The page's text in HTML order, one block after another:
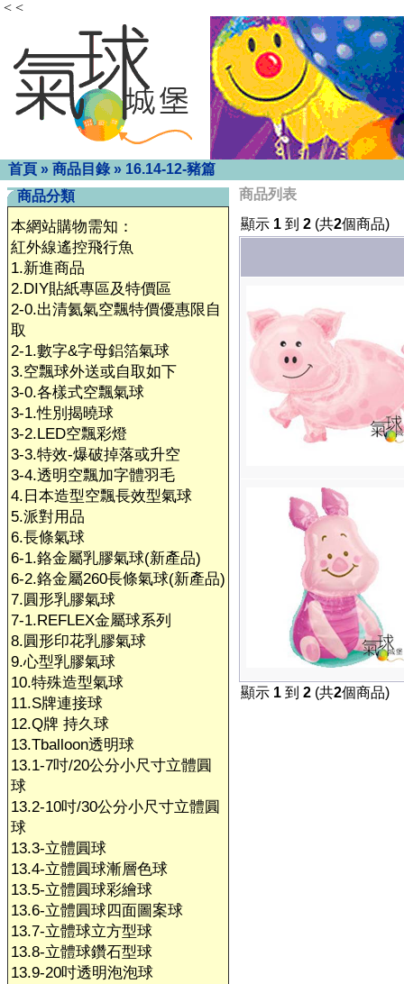
< <
首頁 » 商品目錄 » 16.14-12-豬篇
商品分類
本網站購物需知：
紅外線遙控飛行魚
1.新進商品
2.DIY貼紙專區及特價區
2-0.出清氦氣空飄特價優惠限自
取
2-1.數字&字母鋁箔氣球
3.空飄球外送或自取如下
3-0.各樣式空飄氣球
3-1.性別揭曉球
3-2.LED空飄彩燈
3-3.特效-爆破掉落或升空
3-4.透明空飄加字體羽毛
4.日本造型空飄長效型氣球
5.派對用品
6.長條氣球
6-1.鉻金屬乳膠氣球(新產品)
6-2.鉻金屬260長條氣球(新產品)
7.圓形乳膠氣球
7-1.REFLEX金屬球系列
8.圓形印花乳膠氣球
9.心型乳膠氣球
10.特殊造型氣球
11.S牌連接球
12.Q牌 持久球
13.Tballoon透明球
13.1-7吋/20公分小尺寸立體圓
球
13.2-10吋/30公分小尺寸立體圓
球
13.3-立體圓球
13.4-立體圓球漸層色球
13.5-立體圓球彩繪球
13.6-立體圓球四面圖案球
13.7-立體球立方型球
13.8-立體球鑽石型球
13.9-20吋透明泡泡球
商品列表
顯示 1 到 2 (共2個商品)
顯示 1 到 2 (共2個商品)